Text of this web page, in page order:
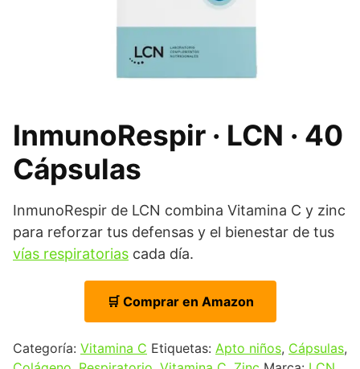
InmunoRespir · LCN · 40
Cápsulas
InmunoRespir de LCN combina Vitamina C y zinc
para reforzar tus defensas y el bienestar de tus
vías respiratorias cada día.
🛒 Comprar en Amazon
Categoría: Vitamina C Etiquetas: Apto niños, Cápsulas,